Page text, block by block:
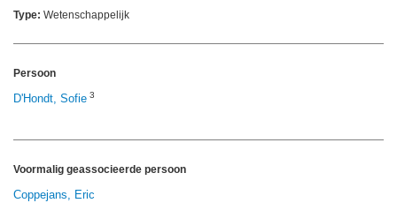
Type: Wetenschappelijk
Persoon
D'Hondt, Sofie 3
Voormalig geassocieerde persoon
Coppejans, Eric